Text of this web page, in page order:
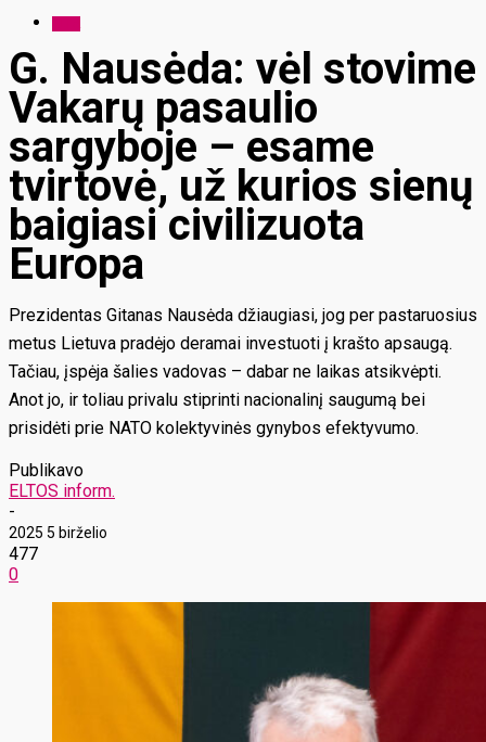
G. Nausėda: vėl stovime
Vakarų pasaulio
sargyboje – esame
tvirtovė, už kurios sienų
baigiasi civilizuota
Europa
Prezidentas Gitanas Nausėda džiaugiasi, jog per pastaruosius
metus Lietuva pradėjo deramai investuoti į krašto apsaugą.
Tačiau, įspėja šalies vadovas – dabar ne laikas atsikvėpti.
Anot jo, ir toliau privalu stiprinti nacionalinį saugumą bei
prisidėti prie NATO kolektyvinės gynybos efektyvumo.
Publikavo
ELTOS inform.
-
2025 5 birželio
477
0